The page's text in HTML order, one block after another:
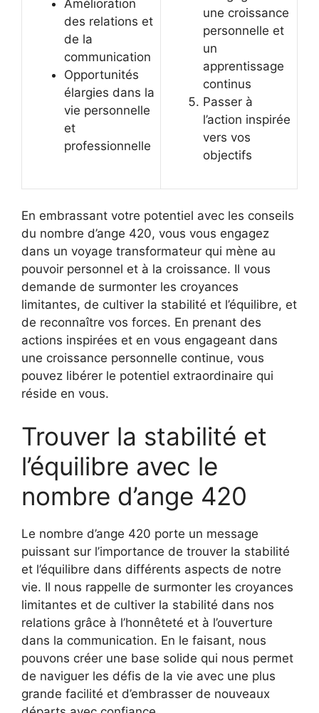
Amélioration
des relations et
de la
communication
Opportunités
élargies dans la
vie personnelle
et
professionnelle
une croissance
personnelle et
un
apprentissage
continus
Passer à
l’action inspirée
vers vos
objectifs
En embrassant votre potentiel avec les conseils
du nombre d’ange 420, vous vous engagez
dans un voyage transformateur qui mène au
pouvoir personnel et à la croissance. Il vous
demande de surmonter les croyances
limitantes, de cultiver la stabilité et l’équilibre, et
de reconnaître vos forces. En prenant des
actions inspirées et en vous engageant dans
une croissance personnelle continue, vous
pouvez libérer le potentiel extraordinaire qui
réside en vous.
Trouver la stabilité et
l’équilibre avec le
nombre d’ange 420
Le nombre d’ange 420 porte un message
puissant sur l’importance de trouver la stabilité
et l’équilibre dans différents aspects de notre
vie. Il nous rappelle de surmonter les croyances
limitantes et de cultiver la stabilité dans nos
relations grâce à l’honnêteté et à l’ouverture
dans la communication. En le faisant, nous
pouvons créer une base solide qui nous permet
de naviguer les défis de la vie avec une plus
grande facilité et d’embrasser de nouveaux